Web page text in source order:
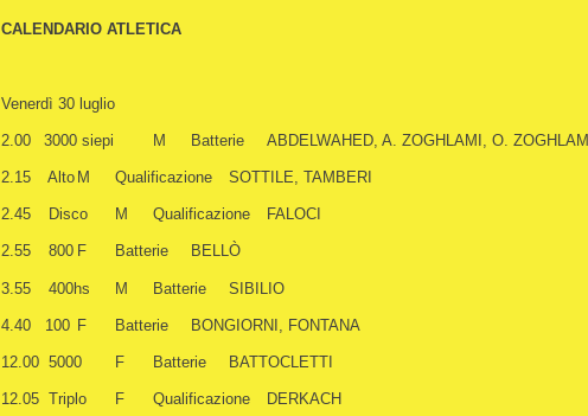
CALENDARIO ATLETICA
Venerdì 30 luglio
2.00 3000 siepi M Batterie ABDELWAHED, A. ZOGHLAMI, O. ZOGHLAMI
2.15 Alto M Qualificazione SOTTILE, TAMBERI
2.45 Disco M Qualificazione FALOCI
2.55 800 F Batterie BELLÒ
3.55 400hs M Batterie SIBILIO
4.40 100 F Batterie BONGIORNI, FONTANA
12.00 5000 F Batterie BATTOCLETTI
12.05 Triplo F Qualificazione DERKACH